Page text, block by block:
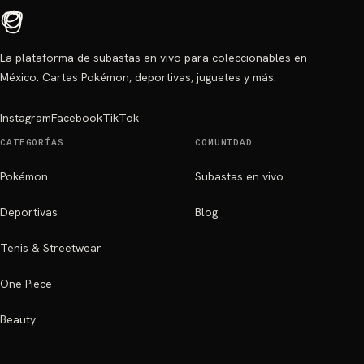
La plataforma de subastas en vivo para coleccionables en
México. Cartas Pokémon, deportivas, juguetes y más.
InstagramFacebookTikTok
CATEGORÍAS
Pokémon
Deportivas
Tenis & Streetwear
One Piece
Beauty
COMUNIDAD
Subastas en vivo
Blog